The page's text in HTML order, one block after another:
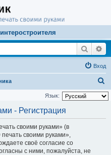
Поиск
Вход
о
Язык:
- Регистрация
своими руками» (в
своими руками»,
своё согласие со
с ними, пожалуйста, не